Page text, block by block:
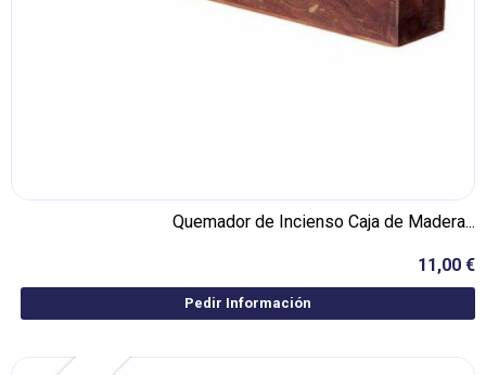
Quemador de Incienso Caja de Madera...
11,00 €
Pedir Información